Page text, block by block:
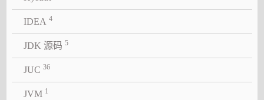
IDEA 4
JDK 源码 5
JUC 36
JVM 1